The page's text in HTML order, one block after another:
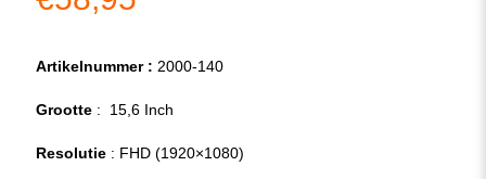
Artikelnummer : 2000-140
Grootte : 15,6 Inch
Resolutie : FHD (1920×1080)